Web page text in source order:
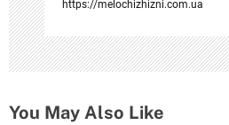
м
https://melochizhizni.com.ua
You May Also Like